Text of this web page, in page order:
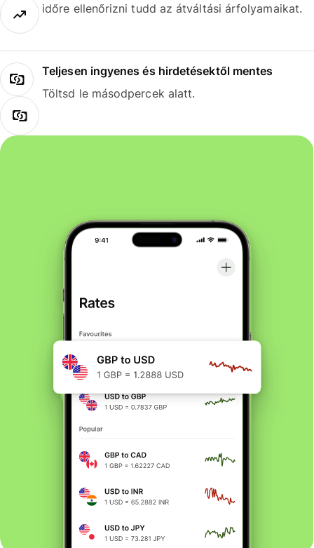
időre ellenőrizni tudd az átváltási árfolyamaikat.
Teljesen ingyenes és hirdetésektől mentes
Töltsd le másodpercek alatt.